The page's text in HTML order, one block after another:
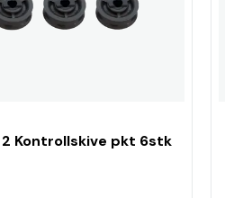
2 Kontrollskive pkt 6stk